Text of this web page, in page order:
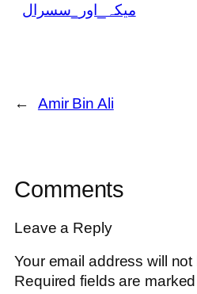
میکہ_اور_سسرال
← Amir Bin Ali
Comments
Leave a Reply
Your email address will
Required fields are